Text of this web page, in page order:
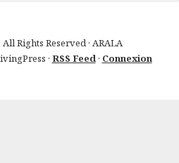
Rights Reserved · ARALA
· RSS Feed· Connexion